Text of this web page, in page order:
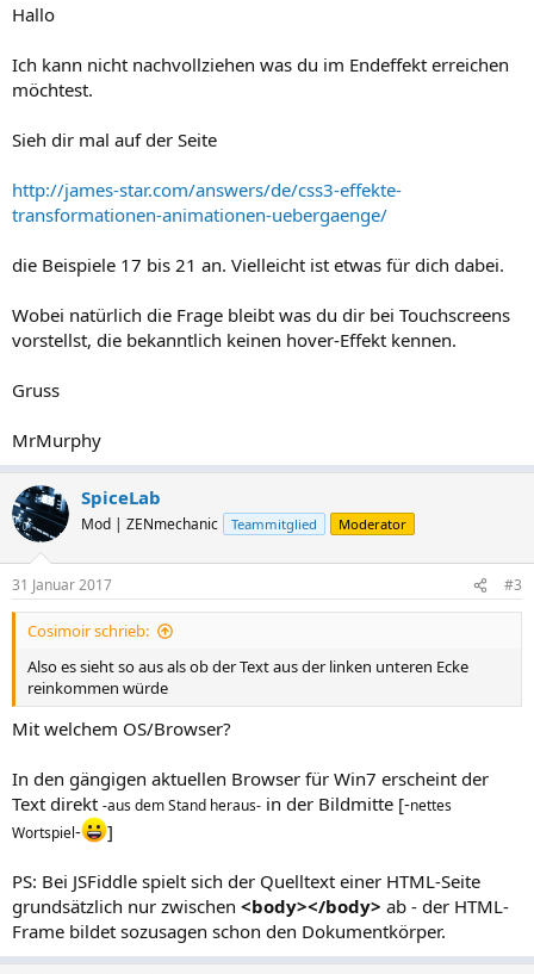
Hallo
Ich kann nicht nachvollziehen was du im Endeffekt erreichen
möchtest.
Sieh dir mal auf der Seite
http://james-star.com/answers/de/css3-effekte-
transformationen-animationen-uebergaenge/
die Beispiele 17 bis 21 an. Vielleicht ist etwas für dich dabei.
Wobei natürlich die Frage bleibt was du dir bei Touchscreens
vorstellst, die bekanntlich keinen hover-Effekt kennen.
Gruss
MrMurphy
SpiceLab
Mod | ZENmechanic Teammitglied Moderator
31 Januar 2017 #3
Cosimoir schrieb:
Also es sieht so aus als ob der Text aus der linken unteren Ecke
reinkommen würde
Mit welchem OS/Browser?
In den gängigen aktuellen Browser für Win7 erscheint der
Text direkt -aus dem Stand heraus- in der Bildmitte [-nettes
Wortspiel- ]
PS: Bei JSFiddle spielt sich der Quelltext einer HTML-Seite
grundsätzlich nur zwischen <body></body> ab - der HTML-
Frame bildet sozusagen schon den Dokumentkörper.